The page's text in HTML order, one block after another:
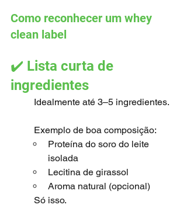
Como reconhecer um whey
clean label
✔️ Lista curta de
ingredientes
	Idealmente até 3–5 ingredientes.
	Exemplo de boa composição:
Proteína do soro do leite
isolada
Lecitina de girassol
Aroma natural (opcional)
	Só isso.